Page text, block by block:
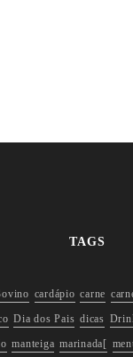
TAGS
cardápio carne
Dia dos Pais dicas
manteiga marinada[